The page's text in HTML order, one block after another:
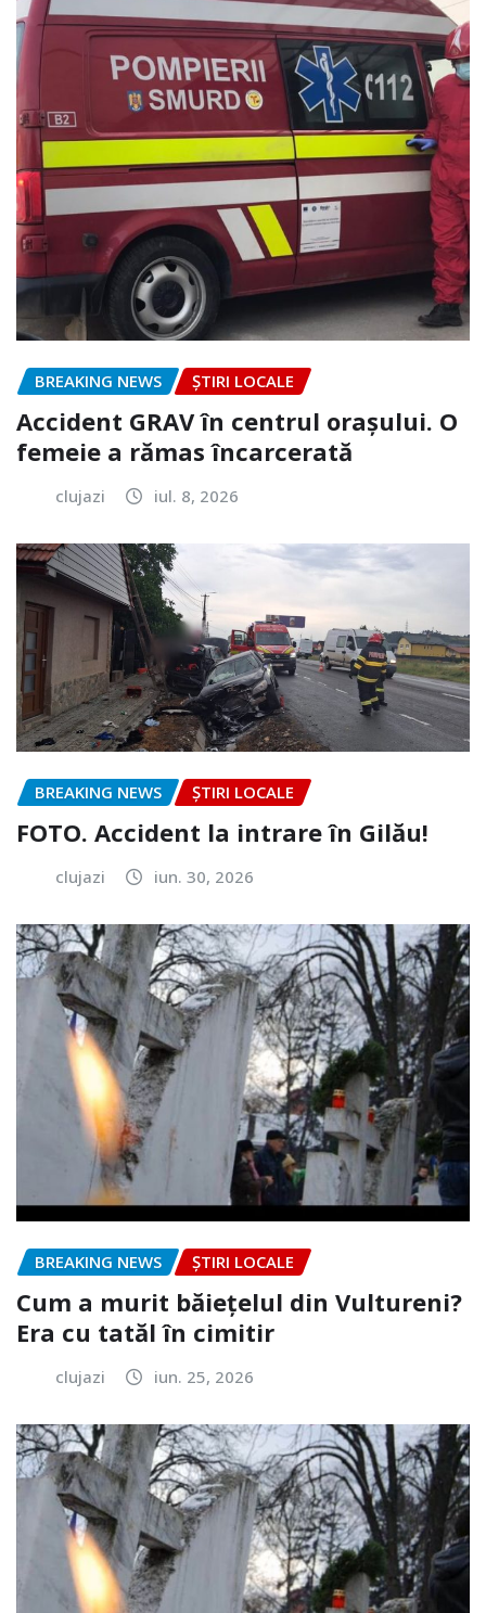
BREAKING NEWS ȘTIRI LOCALE
Accident GRAV în centrul orașului. O
femeie a rămas încarcerată
clujazi iul. 8, 2026
BREAKING NEWS ȘTIRI LOCALE
FOTO. Accident la intrare în Gilău!
clujazi iun. 30, 2026
BREAKING NEWS ȘTIRI LOCALE
Cum a murit băiețelul din Vultureni?
Era cu tatăl în cimitir
clujazi iun. 25, 2026